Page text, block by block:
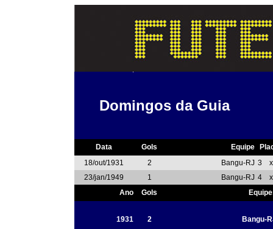
Domingos da Guia
Data Gols Equipe
18/out/1931
2 Bangu-RJ 3
x
23/jan/1949
1 Bangu-RJ 4
x
Ano
Gols
1931 2
Bangu-